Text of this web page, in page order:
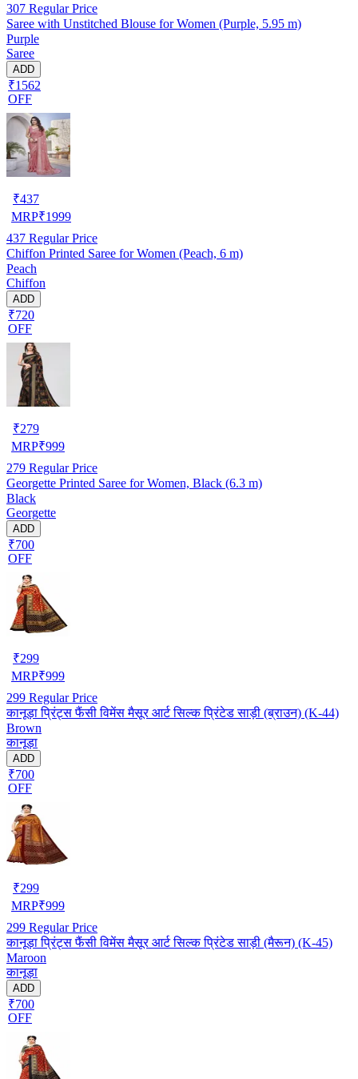
307 Regular Price
Saree with Unstitched Blouse for Women (Purple, 5.95 m)
Purple
Saree
ADD
₹1562
OFF
₹437
MRP₹1999
437 Regular Price
Chiffon Printed Saree for Women (Peach, 6 m)
Peach
Chiffon
ADD
₹720
OFF
₹279
MRP₹999
279 Regular Price
Georgette Printed Saree for Women, Black (6.3 m)
Black
Georgette
ADD
₹700
OFF
₹299
MRP₹999
299 Regular Price
कानूड़ा प्रिंट्स फैंसी विमेंस मैसूर आर्ट सिल्क प्रिंटेड साड़ी (ब्राउन) (K-44)
Brown
कानूड़ा
ADD
₹700
OFF
₹299
MRP₹999
299 Regular Price
कानूड़ा प्रिंट्स फैंसी विमेंस मैसूर आर्ट सिल्क प्रिंटेड साड़ी (मैरून) (K-45)
Maroon
कानूड़ा
ADD
₹700
OFF